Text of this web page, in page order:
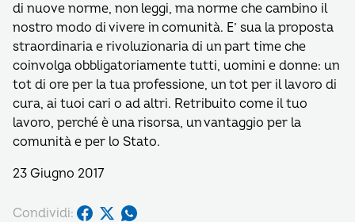
di nuove norme, non leggi, ma norme che cambino il
nostro modo di vivere in comunità. E’ sua la proposta
straordinaria e rivoluzionaria di un part time che
coinvolga obbligatoriamente tutti, uomini e donne: un
tot di ore per la tua professione, un tot per il lavoro di
cura, ai tuoi cari o ad altri. Retribuito come il tuo
lavoro, perché è una risorsa, un vantaggio per la
comunità e per lo Stato.
23 Giugno 2017
Condividi: